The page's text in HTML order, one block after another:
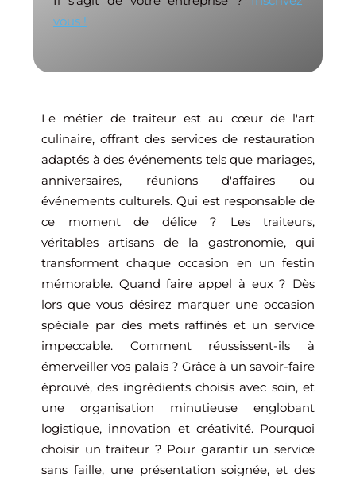
vous !
Le métier de traiteur est au cœur de l'art
culinaire, offrant des services de restauration
adaptés à des événements tels que mariages,
anniversaires, réunions d'affaires ou
événements culturels. Qui est responsable de
ce moment de délice ? Les traiteurs,
véritables artisans de la gastronomie, qui
transforment chaque occasion en un festin
mémorable. Quand faire appel à eux ? Dès
lors que vous désirez marquer une occasion
spéciale par des mets raffinés et un service
impeccable. Comment réussissent-ils à
émerveiller vos palais ? Grâce à un savoir-faire
éprouvé, des ingrédients choisis avec soin, et
une organisation minutieuse englobant
logistique, innovation et créativité. Pourquoi
choisir un traiteur ? Pour garantir un service
sans faille, une présentation soignée, et des